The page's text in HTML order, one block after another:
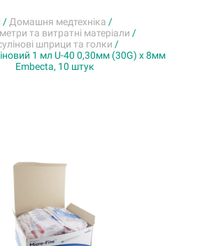
/ Домашня медтехніка /
та витратні матеріали /
шприци та голки /
1 мл U-40 0,30мм (30G) x 8мм
Embecta, 10 штук